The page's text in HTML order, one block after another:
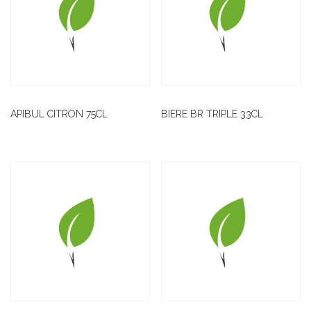
APIBUL CITRON 75CL BIERE BR TRIPLE 33CL